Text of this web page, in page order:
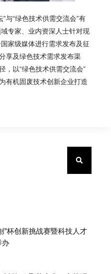
与“绿色技术供需交流会”有
专家、业内资深人士针对现
家级媒体进行需求发布及征
享及绿色技术需求发布渠
，以“绿色技术供需交流会”
有机固废技术创新企业打造
”杯创新挑战赛暨科技人才
办